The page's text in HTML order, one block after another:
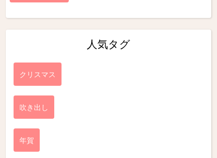
人気タグ
クリスマス
吹き出し
年賀